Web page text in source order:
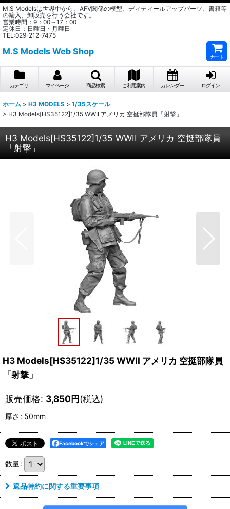
M.S Modelsは世界中から、AFV関係の模型、ディティールアップパーツ、書籍等
の輸入、卸販売を行う会社です。
営業時間：9：00～17：00
定休日：日曜日・月曜日
TEL:029-212-7475
M.S Models Web Shop
カート
カテゴリ マイページ 商品検索 ご利用案内 カレンダー ログイン
ホーム > H3 MODELS > 1/35スケール
> H3 Models[HS35122]1/35 WWII アメリカ 空挺部隊員「射撃」
H3 Models[HS35122]1/35 WWII アメリカ 空挺部隊員
「射撃」
H3 Models[HS35122]1/35 WWII アメリカ 空挺部隊員
「射撃」
販売価格: 3,850円(税込)
厚さ : 50mm
Facebookでシェア
数量:
返品特約に関する重要事項